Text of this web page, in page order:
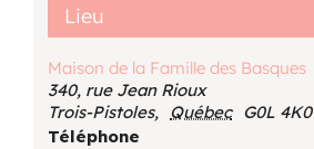
Lieu
Maison de la Famille des Basques
340, rue Jean Rioux
Trois-Pistoles, Québec G0L 4K0
Téléphone